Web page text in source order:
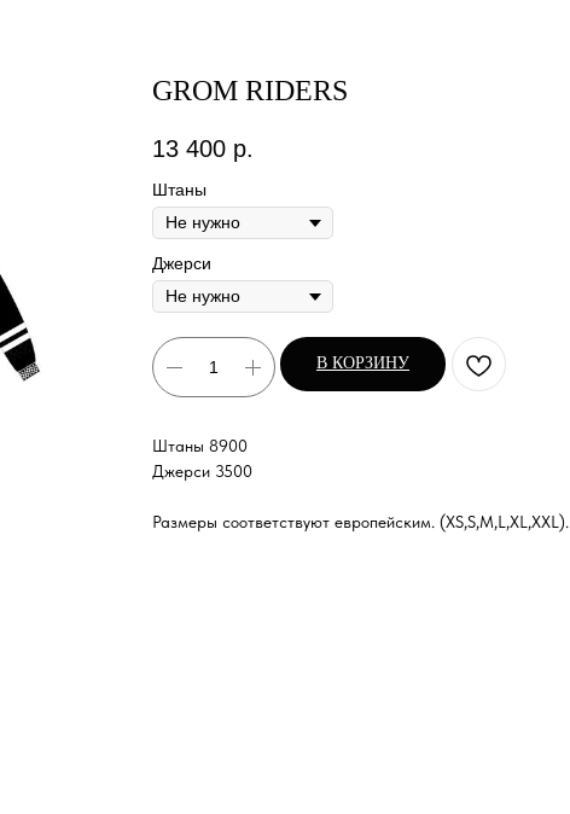
GROM RIDERS
13 400 р.
Штаны
Джерси
В КОРЗИНУ
Штаны 8900
Джерси 3500
Размеры соответствуют европейским. (XS,S,M,L,XL,XXL).